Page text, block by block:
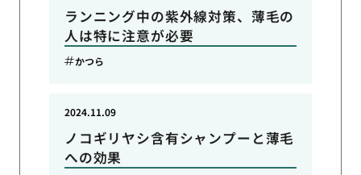
ランニング中の紫外線対策、薄毛の
人は特に注意が必要
かつら
ノコギリヤシ含有シャンプーと薄毛
への効果
2024.11.09